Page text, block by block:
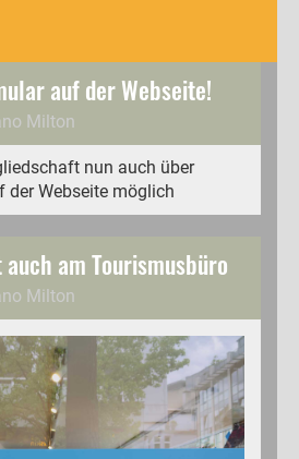
auf der Webseite!
Milton
nun auch über
der Webseite möglich
am Tourismusbüro
Milton